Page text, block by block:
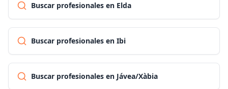
Buscar profesionales en Elda
Buscar profesionales en Ibi
Buscar profesionales en Jávea/Xàbia